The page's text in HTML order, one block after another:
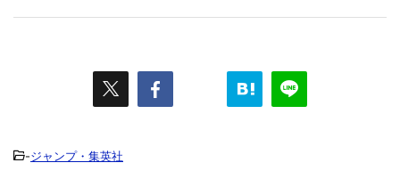
-ジャンプ・集英社